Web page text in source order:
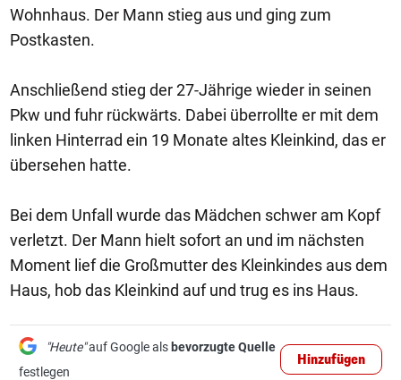
Wohnhaus. Der Mann stieg aus und ging zum
Postkasten.
Anschließend stieg der 27-Jährige wieder in seinen
Pkw und fuhr rückwärts. Dabei überrollte er mit dem
linken Hinterrad ein 19 Monate altes Kleinkind, das er
übersehen hatte.
Bei dem Unfall wurde das Mädchen schwer am Kopf
verletzt. Der Mann hielt sofort an und im nächsten
Moment lief die Großmutter des Kleinkindes aus dem
Haus, hob das Kleinkind auf und trug es ins Haus.
"Heute"auf Google als bevorzugte Quelle
festlegen
Hinzufügen